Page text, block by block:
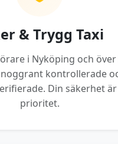
& Trygg Taxi
i Nyköping och
kontrollerade
Din säkerhet
prioritet.